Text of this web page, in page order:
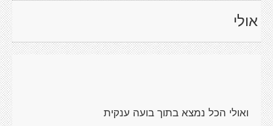
אולי
ואולי הכל נמצא בתוך בועה ענקית